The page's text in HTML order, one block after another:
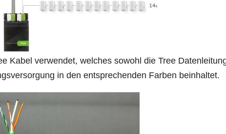
Kabel verwendet, welches sowohl die Tree
in den entsprechenden Farben beinhaltet.